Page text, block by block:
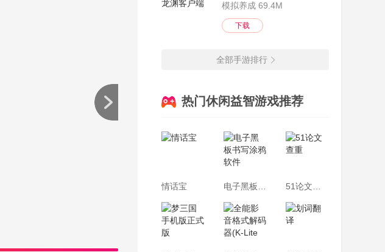
接或间接影响某些类型的政
设到沙地、草地和道路上。
(角)色(色)或(或)者(者)势(势)
志)11的(的)单(单)挑(挑)可
模拟养成 69.4M
下载
全部手游排行
热门休闲益智游戏推荐
情话宝